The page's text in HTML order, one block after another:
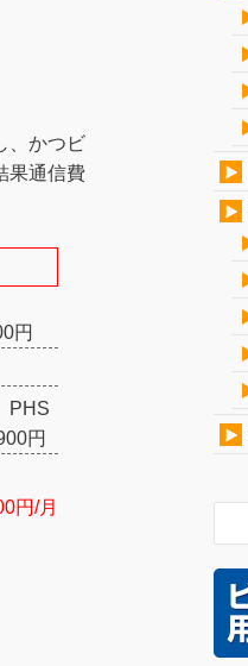
、かつビ
果通信費
円
PHS
円
円/月